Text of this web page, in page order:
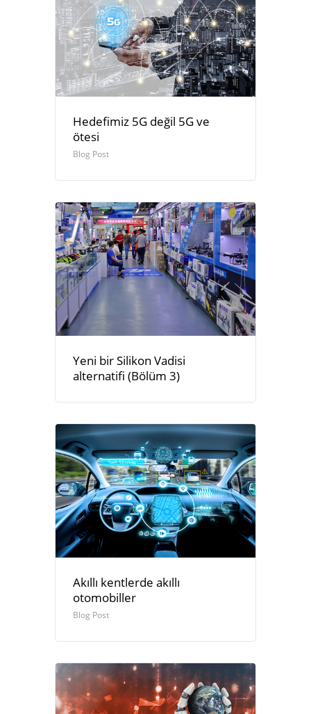
Hedefimiz 5G değil 5G ve
ötesi
Blog Post
Yeni bir Silikon Vadisi
alternatifi (Bölüm 3)
Akıllı kentlerde akıllı
otomobiller
Blog Post